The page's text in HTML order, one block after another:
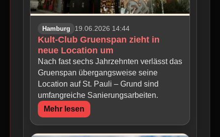
Hamburg 19.06.2026 14:44
Kult-Club Gruenspan zieht in
neue Location um
Nach fast sechs Jahrzehnten verlässt das
Gruenspan übergangsweise seine
Location auf St. Pauli – Grund sind
umfangreiche Sanierungsarbeiten.
Mehr lesen